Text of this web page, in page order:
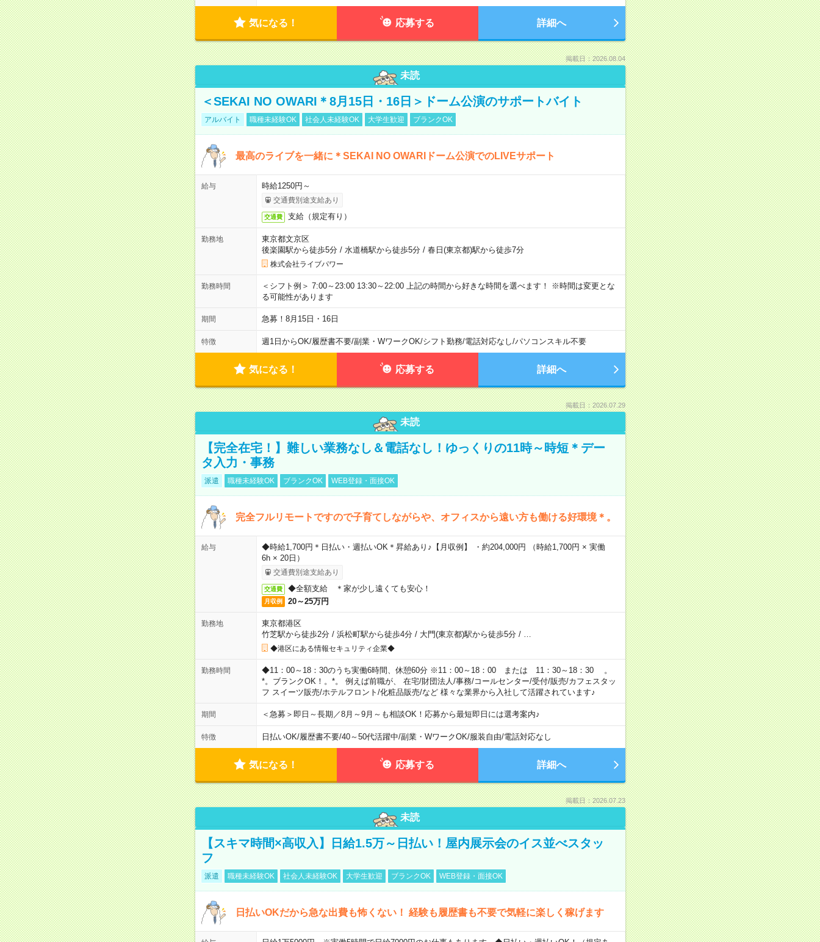
気になる！ 応募する 詳細へ
掲載日：2026.08.04
未読
＜SEKAI NO OWARI＊8月15日・16日＞ドーム公演のサポートバイト
アルバイト 職種未経験OK 社会人未経験OK 大学生歓迎 ブランクOK
最高のライブを一緒に＊SEKAI NO OWARIドーム公演でのLIVEサポート
給与 時給1250円～
交通費別途支給あり
交通費 支給（規定有り）
勤務地
東京都文京区
後楽園駅から徒歩5分/ 水道橋駅から徒歩5分/ 春日(東京都)駅から徒歩7分
株式会社ライブパワー
勤務時間
＜シフト例＞ 7:00～23:00 13:30～22:00 上記の時間から好きな時間を選べます！ ※時間は変更とな
る可能性があります
期間 急募！8月15日・16日
特徴 週1日からOK/履歴書不要/副業・WワークOK/シフト勤務/電話対応なし/パソコンスキル不要
気になる！ 応募する 詳細へ
掲載日：2026.07.29
未読
【完全在宅！】難しい業務なし＆電話なし！ゆっくりの11時～時短＊デー
タ入力・事務
派遣 職種未経験OK ブランクOK WEB登録・面接OK
完全フルリモートですので子育てしながらや、オフィスから遠い方も働ける好環境＊。
給与
◆時給1,700円＊日払い・週払いOK＊昇給あり♪【月収例】 ・約204,000円 （時給1,700円 × 実働
6h × 20日）
交通費別途支給あり
交通費 ◆全額支給 ＊家が少し遠くても安心！
月収例 20～25万円
勤務地
東京都港区
竹芝駅から徒歩2分/ 浜松町駅から徒歩4分/ 大門(東京都)駅から徒歩5分/ …
◆港区にある情報セキュリティ企業◆
勤務時間
◆11：00～18：30のうち実働6時間、休憩60分 ※11：00～18：00 または 11：30～18：30 。
*。ブランクOK！。*。 例えば前職が、 在宅/財団法人/事務/コールセンター/受付/販売/カフェスタッ
フ スイーツ販売/ホテルフロント/化粧品販売/など 様々な業界から入社して活躍されています♪
期間 ＜急募＞即日～長期／8月～9月～も相談OK！応募から最短即日には選考案内♪
特徴 日払いOK/履歴書不要/40～50代活躍中/副業・WワークOK/服装自由/電話対応なし
気になる！ 応募する 詳細へ
掲載日：2026.07.23
未読
【スキマ時間×高収入】日給1.5万～日払い！屋内展示会のイス並べスタッ
フ
派遣 職種未経験OK 社会人未経験OK 大学生歓迎 ブランクOK WEB登録・面接OK
日払いOKだから急な出費も怖くない！ 経験も履歴書も不要で気軽に楽しく稼げます